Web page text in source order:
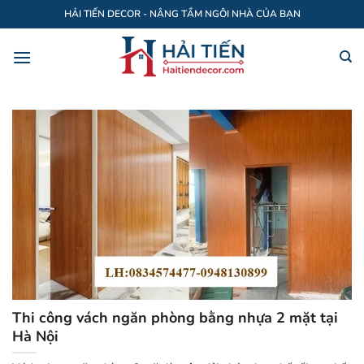
qua
nội
HẢI TIẾN DECOR - NÂNG TẦM NGÔI NHÀ CỦA BẠN
Thi công vách ngăn phòng bằng nhựa 2 mặt tại
Hà Nội